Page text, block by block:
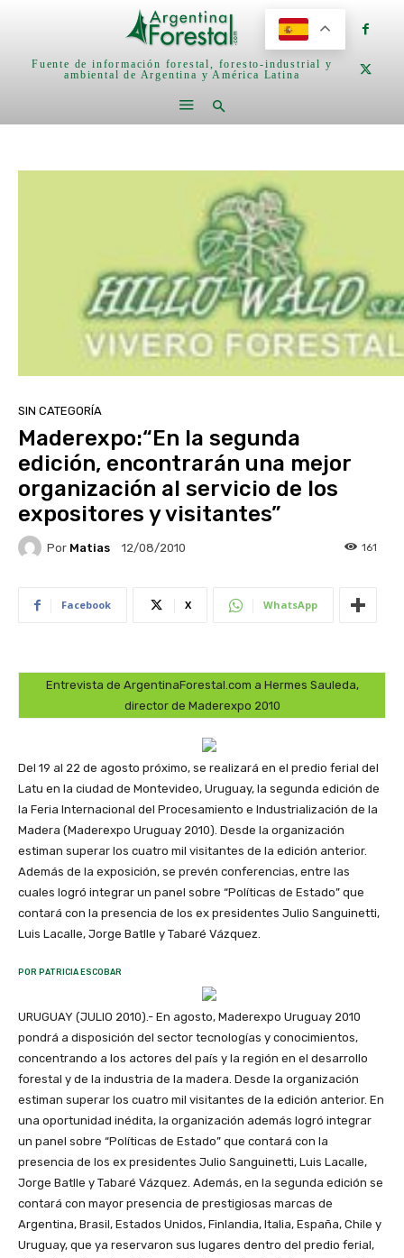
Fuente de información forestal, foresto-industrial y
ambiental de Argentina y América Latina
SIN CATEGORÍA
Maderexpo:“En la segunda
edición, encontrarán una mejor
organización al servicio de los
expositores y visitantes”
Por Matias 12/08/2010 161
Facebook X WhatsApp
Entrevista de ArgentinaForestal.com a Hermes Sauleda,
director de Maderexpo 2010
Del 19 al 22 de agosto próximo, se realizará en el predio ferial del
Latu en la ciudad de Montevideo, Uruguay, la segunda edición de
la Feria Internacional del Procesamiento e Industrialización de la
Madera (Maderexpo Uruguay 2010). Desde la organización
estiman superar los cuatro mil visitantes de la edición anterior.
Además de la exposición, se prevén conferencias, entre las
cuales logró integrar un panel sobre “Políticas de Estado” que
contará con la presencia de los ex presidentes Julio Sanguinetti,
Luis Lacalle, Jorge Batlle y Tabaré Vázquez.
POR PATRICIA ESCOBAR
URUGUAY (JULIO 2010).- En agosto, Maderexpo Uruguay 2010
pondrá a disposición del sector tecnologías y conocimientos,
concentrando a los actores del país y la región en el desarrollo
forestal y de la industria de la madera. Desde la organización
estiman superar los cuatro mil visitantes de la edición anterior. En
una oportunidad inédita, la organización además logró integrar
un panel sobre “Políticas de Estado” que contará con la
presencia de los ex presidentes Julio Sanguinetti, Luis Lacalle,
Jorge Batlle y Tabaré Vázquez. Además, en la segunda edición se
contará con mayor presencia de prestigiosas marcas de
Argentina, Brasil, Estados Unidos, Finlandia, Italia, España, Chile y
Uruguay, que ya reservaron sus lugares dentro del predio ferial,